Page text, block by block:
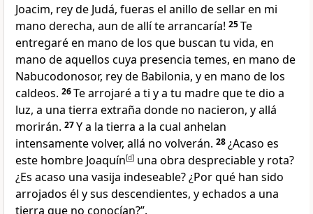
Joacim, rey de Judá, fueras el anillo de sellar en mi
mano derecha, aun de allí te arrancaría! 25Te
entregaré en mano de los que buscan tu vida, en
mano de aquellos cuya presencia temes, en mano de
Nabucodonosor, rey de Babilonia, y en mano de los
caldeos. 26Te arrojaré a ti y a tu madre que te dio a
luz, a una tierra extraña donde no nacieron, y allá
morirán. 27Y a la tierra a la cual anhelan
intensamente volver, allá no volverán. 28¿Acaso es
este hombre Joaquín[d] una obra despreciable y rota?
¿Es acaso una vasija indeseable? ¿Por qué han sido
arrojados él y sus descendientes, y echados a una
tierra que no conocían?”.